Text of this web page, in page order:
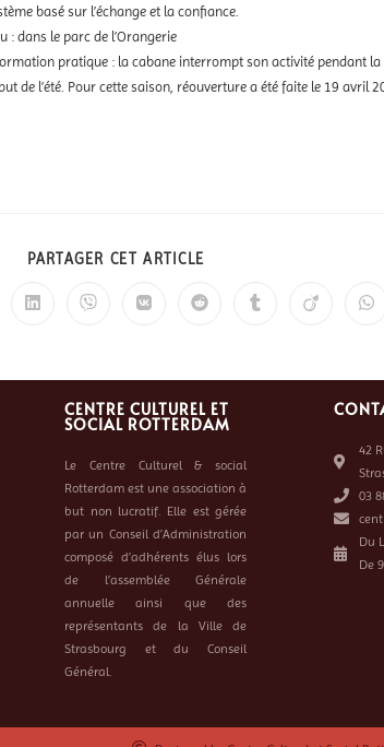
basé sur l’échange et la confiance.
: dans le parc de l’Orangerie
pratique : la cabane interrompt son activité pendant
de l’été. Pour cette saison, réouverture a été faite le 19 avril
PARTAGER CET ARTICLE
CENTRE CULTUREL ET
SOCIAL ROTTERDAM
Le Centre Culturel & social
Rotterdam est une association à
but non lucratif. Elle est gérée
par un Conseil d’Administration
composé d’adhérents élus lors
de l’assemblée Générale
annuelle ainsi que des
représentants de la Ville de
Strasbourg et du Conseil
Général.
42
03
Du
De